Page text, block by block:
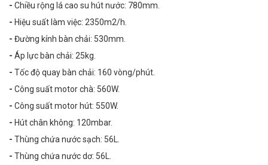
- Chiều rộng lá cao su hút nước: 780mm.
- Hiệu suất làm việc: 2350m2/h.
- Đường kính bàn chải: 530mm.
- Áp lực bàn chải: 25kg.
- Tốc độ quay bàn chải: 160 vòng/phút.
- Công suất motor chà: 560W.
- Công suất motor hút: 550W.
- Hút chân không: 120mbar.
- Thùng chứa nước sạch: 56L.
- Thùng chứa nước dơ: 56L.